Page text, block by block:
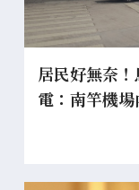
居民好無奈
電：南竿機